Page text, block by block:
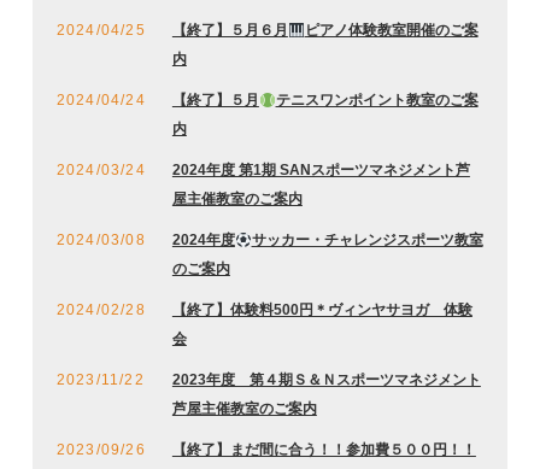
2024/04/25 【終了】５月６月
ピアノ体験教室開催のご案
内
2024/04/24 【終了】５月
テニスワンポイント教室のご案
内
2024/03/24
2024年度 第1期 SANスポーツマネジメント芦
屋主催教室のご案内
2024/03/08 2024年度
サッカー・チャレンジスポーツ教室
のご案内
2024/02/28
【終了】体験料500円＊ヴィンヤサヨガ 体験
会
2023/11/22
2023年度 第４期Ｓ＆Ｎスポーツマネジメント
芦屋主催教室のご案内
2023/09/26
【終了】まだ間に合う！！参加費５００円！！